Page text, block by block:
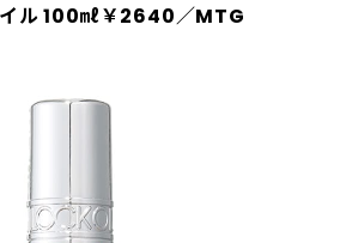
ル 100㎖￥2640／MTG